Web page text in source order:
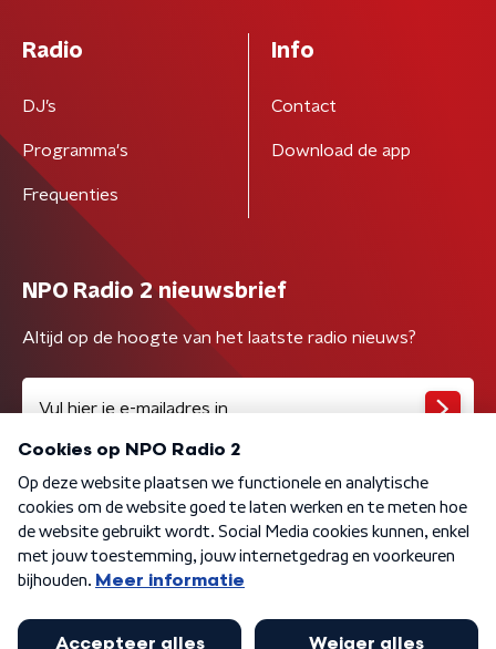
Radio
DJ’s
Programma's
Frequenties
Info
Contact
Download de app
NPO Radio 2 nieuwsbrief
Altijd op de hoogte van het laatste radio nieuws?
Algemene voorwaarden